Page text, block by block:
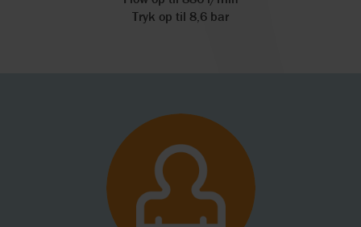
Tryk op til 8,6 bar